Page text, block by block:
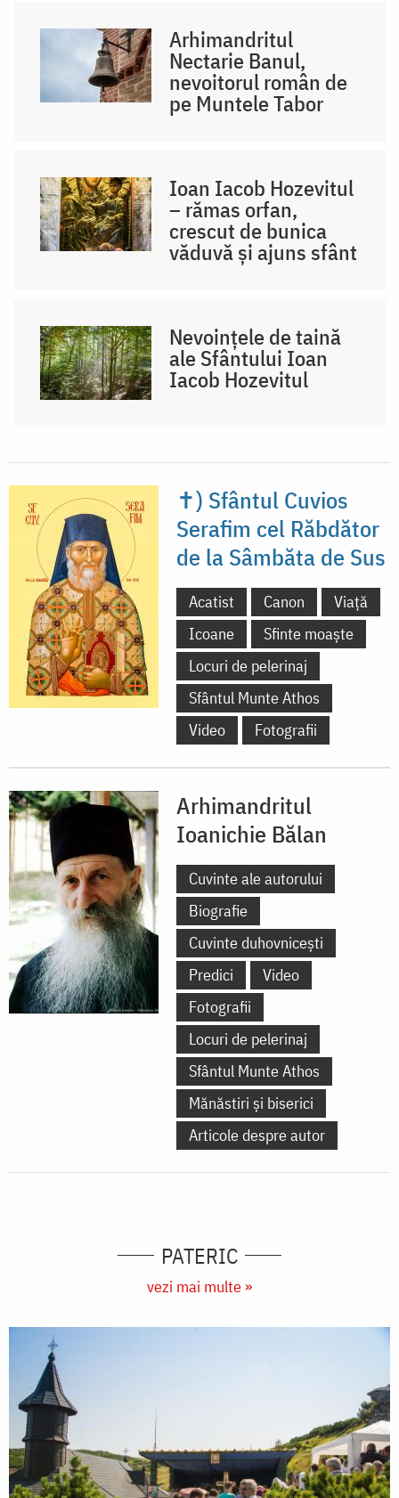
Arhimandritul
Nectarie Banul,
nevoitorul român de
pe Muntele Tabor
Ioan Iacob Hozevitul
– rămas orfan,
crescut de bunica
văduvă și ajuns sfânt
Nevoințele de taină
ale Sfântului Ioan
Iacob Hozevitul
✝) Sfântul Cuvios
Serafim cel Răbdător
de la Sâmbăta de Sus
Acatist Canon
Viață
Icoane
Sfinte moaște
Locuri de pelerinaj
Sfântul Munte Athos
Video
Fotografii
Arhimandritul
Ioanichie Bălan
Cuvinte ale autorului
Biografie
Cuvinte duhovnicești
Predici
Video
Fotografii
Locuri de pelerinaj
Sfântul Munte Athos
Mănăstiri și biserici
Articole despre autor
PATERIC
vezi mai multe »